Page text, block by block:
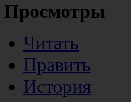
Просмотры
Читать
Править
История